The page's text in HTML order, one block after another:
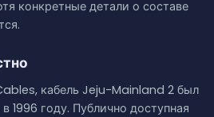
конкретные детали о составе
кабель Jeju-Mainland 2 был
1996 году. Публично доступная